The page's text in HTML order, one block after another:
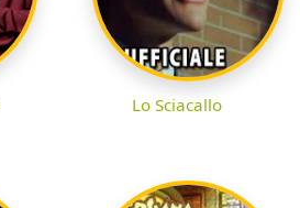
Lo Sciacallo